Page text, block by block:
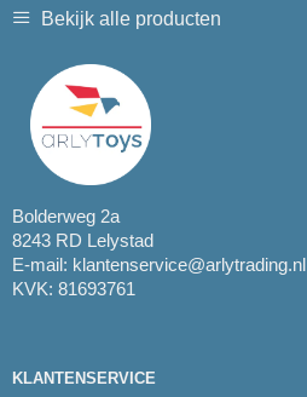
Bekijk alle producten
Bolderweg 2a
8243 RD Lelystad
E-mail: klantenservice@arlytrading.nl
KVK: 81693761
KLANTENSERVICE